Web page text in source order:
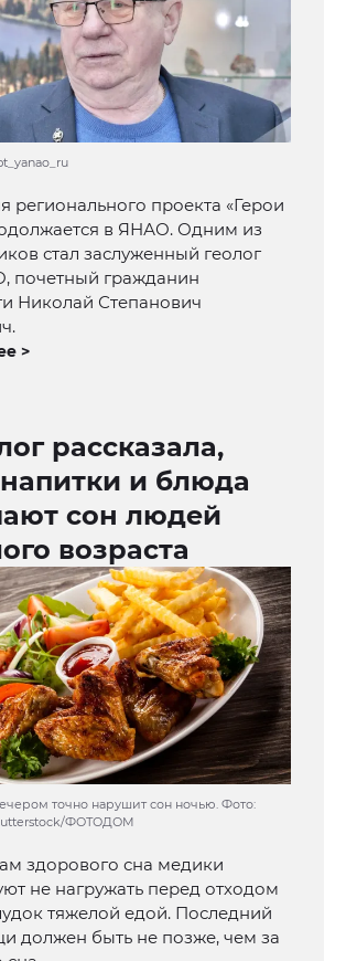
регионального проекта «Герои
в ЯНАО. Одним из
стал заслуженный геолог
почетный гражданин
Николай Степанович
>
рассказала,
и блюда
сон людей
возраста
точно нарушит сон ночью. Фото:
ФОТОДОМ
здорового сна медики
не нагружать перед отходом
тяжелой едой. Последний
должен быть не позже, чем за